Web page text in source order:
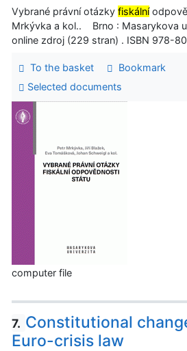
Vybrané právní otázky fiskální
Mrkývka a kol.. Brno : Masarykova
online zdroj (229 stran) . ISBN 978-
To the basket
Bookmark
Selected documents
computer file
7. Constitutional
Euro-crisis law